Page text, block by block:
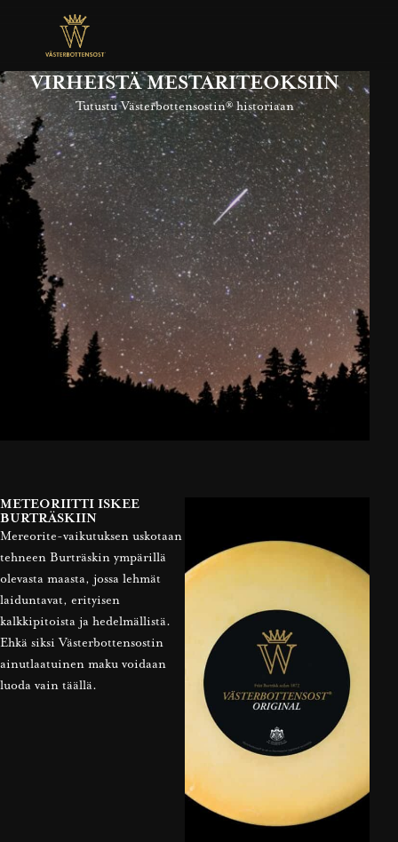
VIRHEISTÄ MESTARITEOKSIIN
Tutustu Västerbottensostin® historiaan
METEORIITTI ISKEE
BURTRÄSKIIN
Mereorite-vaikutuksen uskotaan
tehneen Burträskin ympärillä
olevasta maasta, jossa lehmät
laiduntavat, erityisen
kalkkipitoista ja hedelmällistä.
Ehkä siksi Västerbottensostin
ainutlaatuinen maku voidaan
luoda vain täällä.